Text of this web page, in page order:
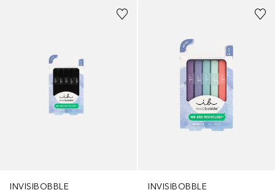
INVISIBOBBLE INVISIBOBBLE